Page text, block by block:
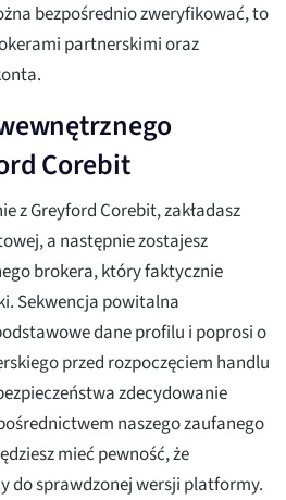
bezpośrednio zweryfikować, to
partnerskimi oraz
Corebit
z Greyford Corebit, zakładasz
a następnie zostajesz
brokera, który faktycznie
Sekwencja powitalna
dane profilu i poprosi o
przed rozpoczęciem handlu
zdecydowanie
naszego zaufanego
mieć pewność, że
do sprawdzonej wersji platformy.